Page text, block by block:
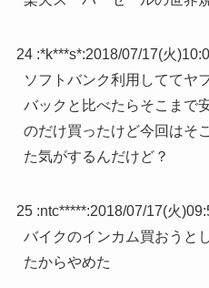
24 :*k***s*:2018/07/17(火
ソフトバンク利用しててヤ
バックと比べたらそこまで
のだけ買ったけど今回はそ
た気がするんだけど？
25 :ntc*****:2018/07/17(火
バイクのインカム買おうと
たからやめた